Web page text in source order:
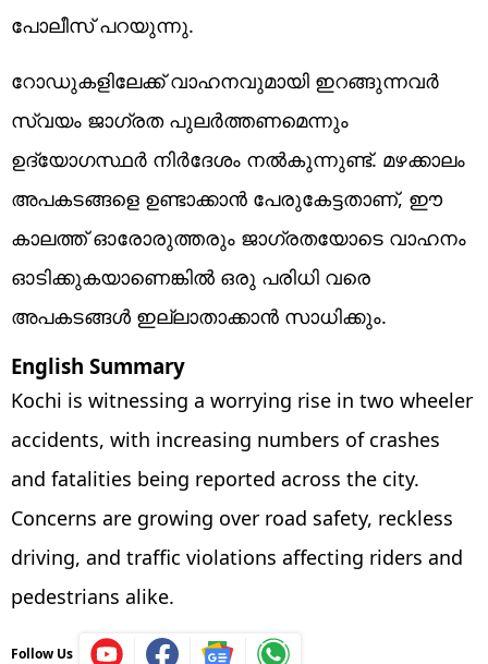
പോലീസ് പറയുന്നു.
റോഡുകളിലേക്ക് വാഹനവുമായി ഇറങ്ങുന്നവര്‍
സ്വയം ജാഗ്രത പുലര്‍ത്തണമെന്നും
ഉദ്യോഗസ്ഥര്‍ നിര്‍ദേശം നല്‍കുന്നുണ്ട്. മഴക്കാലം
അപകടങ്ങളെ ഉണ്ടാക്കാന്‍ പേരുകേട്ടതാണ്, ഈ
കാലത്ത് ഓരോരുത്തരും ജാഗ്രതയോടെ വാഹനം
ഓടിക്കുകയാണെങ്കില്‍ ഒരു പരിധി വരെ
അപകടങ്ങള്‍ ഇല്ലാതാക്കാന്‍ സാധിക്കും.
English Summary
Kochi is witnessing a worrying rise in two wheeler
accidents, with increasing numbers of crashes
and fatalities being reported across the city.
Concerns are growing over road safety, reckless
driving, and traffic violations affecting riders and
pedestrians alike.
Follow Us